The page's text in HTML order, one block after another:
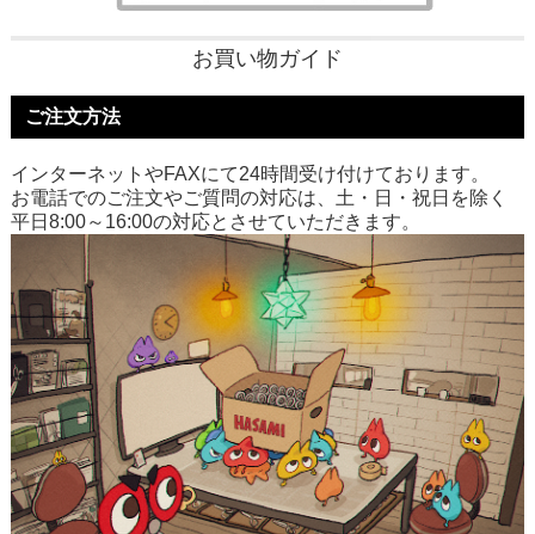
お買い物ガイド
ご注文方法
インターネットやFAXにて24時間受け付けております。
お電話でのご注文やご質問の対応は、土・日・祝日を除く
平日8:00～16:00の対応とさせていただきます。